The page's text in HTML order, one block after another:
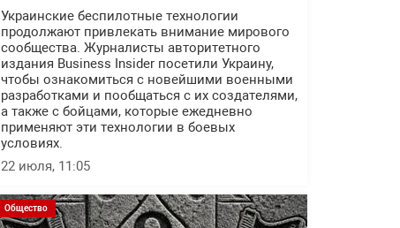
Украинские беспилотные технологии
продолжают привлекать внимание мирового
сообщества. Журналисты авторитетного
издания Business Insider посетили Украину,
чтобы ознакомиться с новейшими военными
разработками и пообщаться с их создателями,
а также с бойцами, которые ежедневно
применяют эти технологии в боевых
условиях.
22 июля, 11:05
Общество